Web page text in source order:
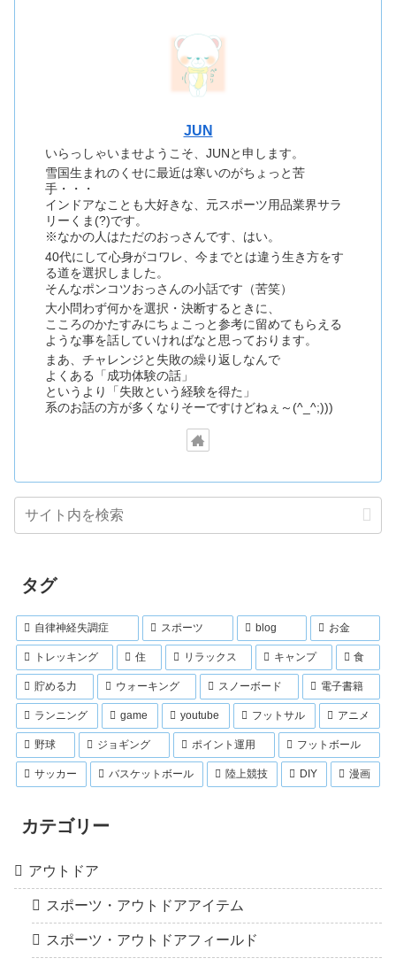
JUN
いらっしゃいませようこそ、JUNと申します。
雪国生まれのくせに最近は寒いのがちょっと苦
手・・・
インドアなことも大好きな、元スポーツ用品業界サラ
リーくま(?)です。
※なかの人はただのおっさんです、はい。
40代にして心身がコワレ、今までとは違う生き方をす
る道を選択しました。
そんなポンコツおっさんの小話です（苦笑）
大小問わず何かを選択・決断するときに、
こころのかたすみにちょこっと参考に留めてもらえる
ような事を話していければなと思っております。
まあ、チャレンジと失敗の繰り返しなんで
よくある「成功体験の話」
というより「失敗という経験を得た」
系のお話の方が多くなりそーですけどねぇ～(^_^;)))
タグ
自律神経失調症 スポーツ blog お金
トレッキング 住 リラックス キャンプ 食
貯める力 ウォーキング スノーボード 電子書籍
ランニング game youtube フットサル アニメ
野球 ジョギング ポイント運用 フットボール
サッカー バスケットボール 陸上競技 DIY 漫画
カテゴリー
アウトドア
スポーツ・アウトドアアイテム
スポーツ・アウトドアフィールド